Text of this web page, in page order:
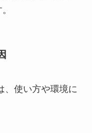
、使い方や環境に